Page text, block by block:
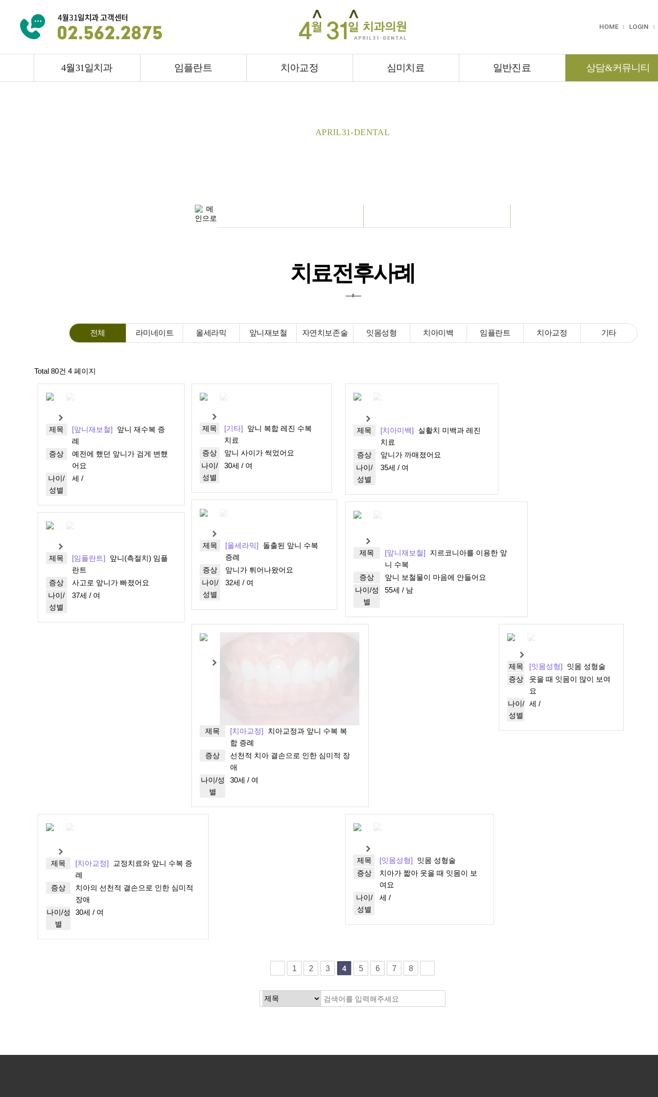
HOME I LOGIN I
4월31일치과 임플란트 치아교정 심미치료 일반진료 상담&커뮤니티
상담&커뮤니티
4월31일치과 의료진 소개 진료시간 & 오시는길
충치치료 이갈이
온라인상담 치료전후사례 공지사항 이달의 진료일정
치료전후사례
APRIL31-DENTAL
일반진료
공지사항
치료전후사례
------------- I I -------------
전체 라미네이트 올세라믹 앞니재보철 자연치보존술 잇몸성형 치아미백 임플란트 치아교정 기타
Total 80건 4 페이지
제목 [앞니재보철]
앞니 재수복 증
례
증상
예전에 했던 앞니가 검게 변했
어요
나이/
성별
세 /
제목 [기타]
앞니 복합 레진 수복
치료
증상
앞니 사이가 썩었어요
나이/
성별
30세 / 여
제목 [치아미백]
실활치 미백과 레진
치료
증상
앞니가 까매졌어요
나이/
성별
35세 / 여
제목 [올세라믹]
돌출된 앞니 수복
증례
증상
앞니가 튀어나왔어요
나이/
성별
32세 / 여
제목 [앞니재보철]
지르코니아를 이용한 앞
니 수복
증상
앞니 보철물이 마음에 안들어요
나이/성
별
55세 / 남
제목 [임플란트]
앞니(측절치) 임플
란트
증상
사고로 앞니가 빠졌어요
나이/
성별
37세 / 여
제목 [치아교정]
치아교정과 앞니 수복 복
합 증례
증상
선천적 치아 결손으로 인한 심미적 장
애
나이/성
별
30세 / 여
제목 [치아교정]
교정치료와 앞니 수복 증
례
증상
치아의 선천적 결손으로 인한 심미적
장애
나이/성
별
30세 / 여
제목 [잇몸성형]
잇몸 성형술
증상
웃을 때 잇몸이 많이 보여
요
나이/
성별
세 /
제목 [잇몸성형]
잇몸 성형술
증상
치아가 짧아 웃을 때 잇몸이 보
여요
나이/
성별
세 /
1 2 3 4 5 6 7 8